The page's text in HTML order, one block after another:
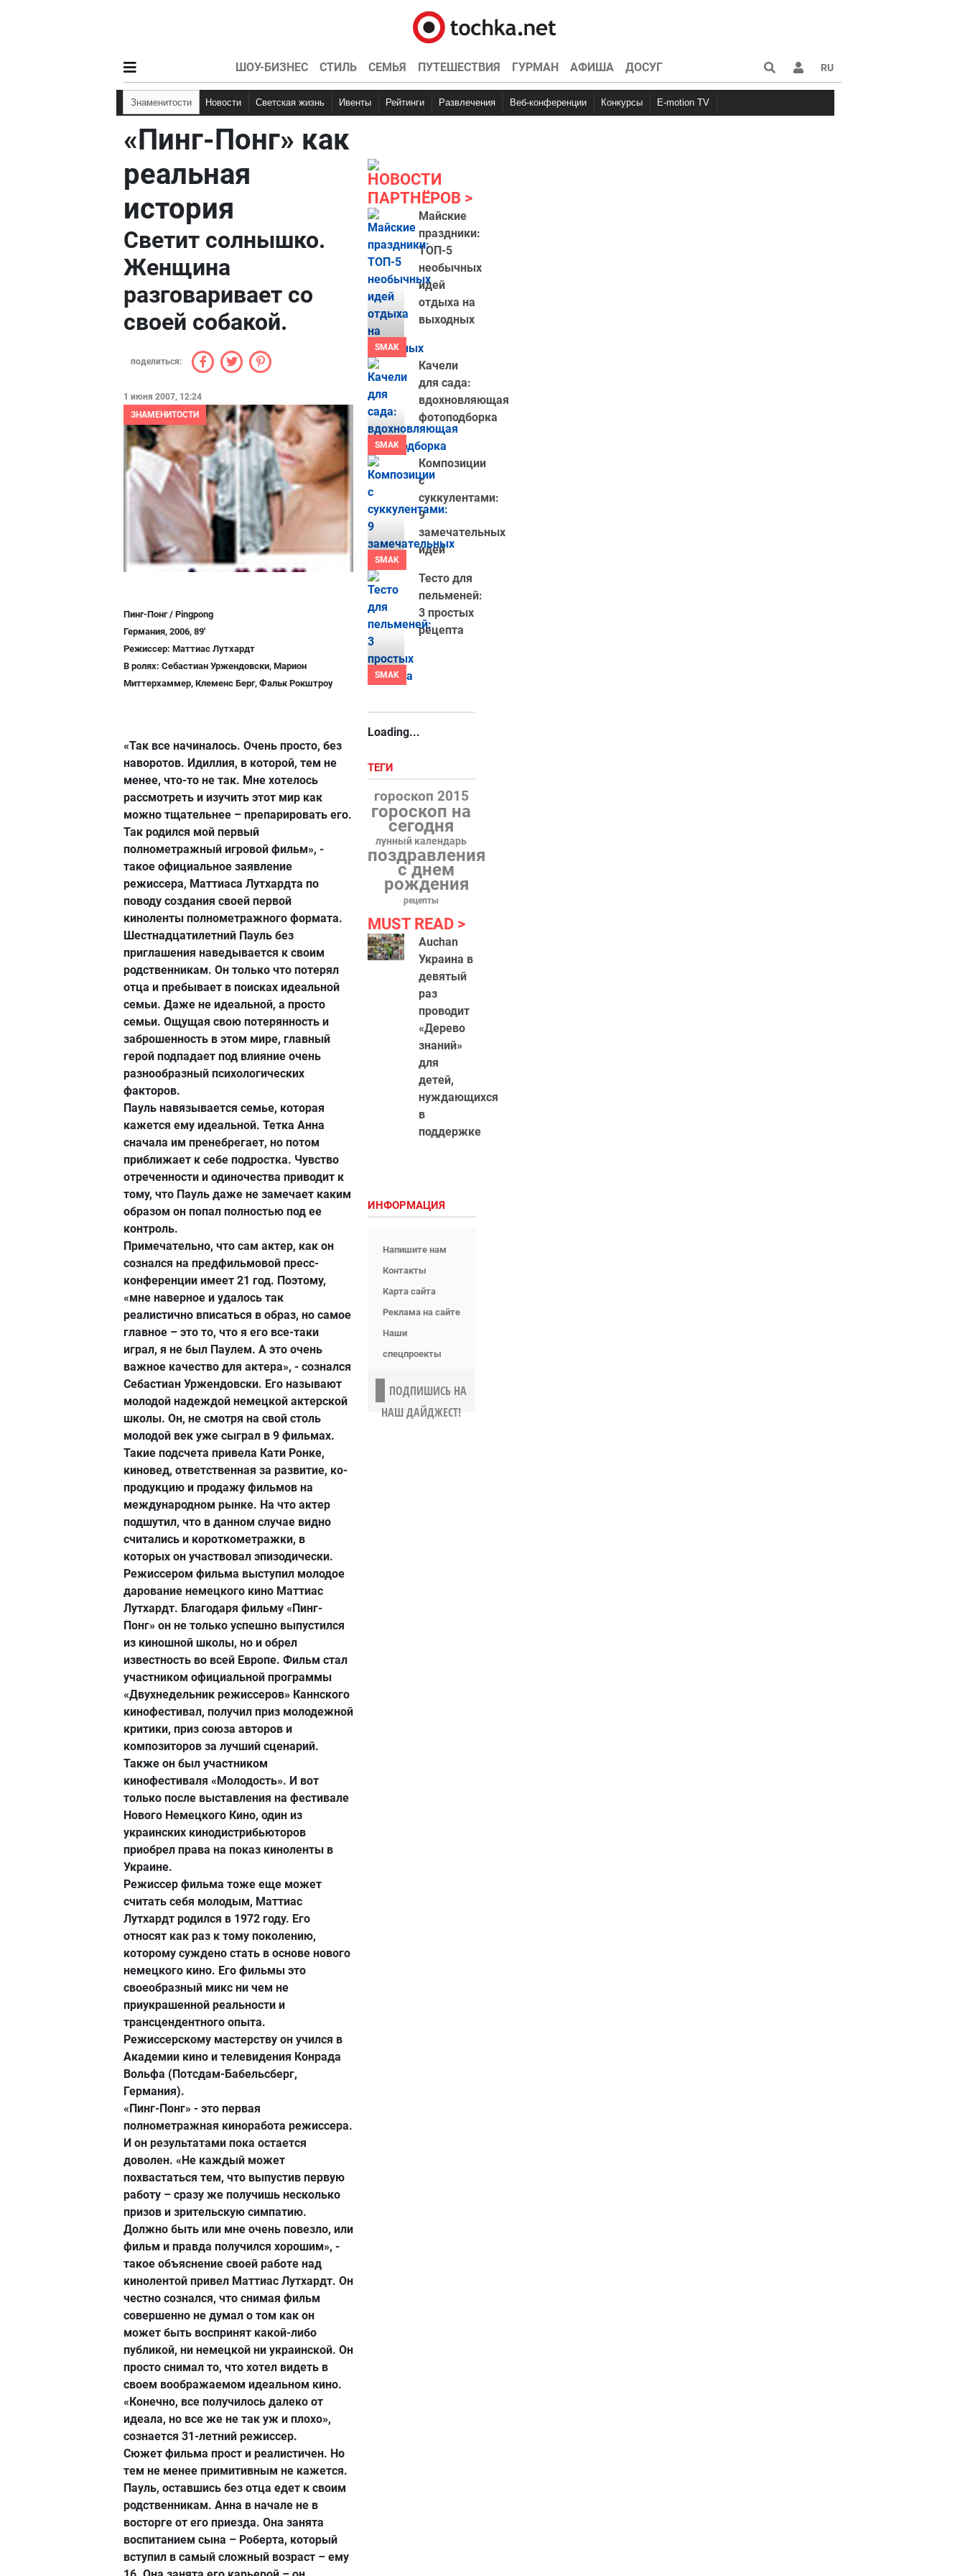
ШОУ-БИЗНЕС СТИЛЬ СЕМЬЯ ПУТЕШЕСТВИЯ ГУРМАН АФИША ДОСУГ RU
Знаменитости Новости Светская жизнь Ивенты Рейтинги Развлечения Веб-конференции Конкурсы E-motion TV
«Пинг-Понг» как
реальная
история
Светит солнышко.
Женщина
разговаривает со
своей собакой.
поделиться:
1 июня 2007, 12:24
ЗНАМЕНИТОСТИ
Пинг-Понг / Pingpong
Германия, 2006, 89'
Режиссер: Маттиас Лутхардт
В ролях: Себастиан Уржендовски, Марион
Миттерхаммер, Клеменс Берг, Фальк Рокштроу
«Так все начиналось. Очень просто, без
наворотов. Идиллия, в которой, тем не
менее, что-то не так. Мне хотелось
рассмотреть и изучить этот мир как
можно тщательнее – препарировать его.
Так родился мой первый
полнометражный игровой фильм», -
такое официальное заявление
режиссера, Маттиаса Лутхардта по
поводу создания своей первой
киноленты полнометражного формата.
Шестнадцатилетний Пауль без
приглашения наведывается к своим
родственникам. Он только что потерял
отца и пребывает в поисках идеальной
семьи. Даже не идеальной, а просто
семьи. Ощущая свою потерянность и
заброшенность в этом мире, главный
герой подпадает под влияние очень
разнообразный психологических
факторов.
Пауль навязывается семье, которая
кажется ему идеальной. Тетка Анна
сначала им пренебрегает, но потом
приближает к себе подростка. Чувство
отреченности и одиночества приводит к
тому, что Пауль даже не замечает каким
образом он попал полностью под ее
контроль.
Примечательно, что сам актер, как он
сознался на предфильмовой пресс-
конференции имеет 21 год. Поэтому,
«мне наверное и удалось так
реалистично вписаться в образ, но самое
главное – это то, что я его все-таки
играл, я не был Паулем. А это очень
важное качество для актера», - сознался
Себастиан Уржендовски. Его называют
молодой надеждой немецкой актерской
школы. Он, не смотря на свой столь
молодой век уже сыграл в 9 фильмах.
Такие подсчета привела Кати Ронке,
киновед, ответственная за развитие, ко-
продукцию и продажу фильмов на
международном рынке. На что актер
подшутил, что в данном случае видно
считались и короткометражки, в
которых он участвовал эпизодически.
Режиссером фильма выступил молодое
дарование немецкого кино Маттиас
Лутхардт. Благодаря фильму «Пинг-
Понг» он не только успешно выпустился
из киношной школы, но и обрел
известность во всей Европе. Фильм стал
участником официальной программы
«Двухнедельник режиссеров» Каннского
кинофестивал, получил приз молодежной
критики, приз союза авторов и
композиторов за лучший сценарий.
Также он был участником
кинофестиваля «Молодость». И вот
только после выставления на фестивале
Нового Немецкого Кино, один из
украинских кинодистрибьюторов
приобрел права на показ киноленты в
Украине.
Режиссер фильма тоже еще может
считать себя молодым, Маттиас
Лутхардт родился в 1972 году. Его
относят как раз к тому поколению,
которому суждено стать в основе нового
немецкого кино. Его фильмы это
своеобразный микс ни чем не
приукрашенной реальности и
трансцендентного опыта.
Режиссерскому мастерству он учился в
Академии кино и телевидения Конрада
Вольфа (Потсдам-Бабельсберг,
Германия).
«Пинг-Понг» - это первая
полнометражная киноработа режиссера.
И он результатами пока остается
доволен. «Не каждый может
похвастаться тем, что выпустив первую
работу – сразу же получишь несколько
призов и зрительскую симпатию.
Должно быть или мне очень повезло, или
фильм и правда получился хорошим», -
такое объяснение своей работе над
кинолентой привел Маттиас Лутхардт. Он
честно сознался, что снимая фильм
совершенно не думал о том как он
может быть воспринят какой-либо
публикой, ни немецкой ни украинской. Он
просто снимал то, что хотел видеть в
своем воображаемом идеальном кино.
«Конечно, все получилось далеко от
идеала, но все же не так уж и плохо»,
сознается 31-летний режиссер.
Сюжет фильма прост и реалистичен. Но
тем не менее примитивным не кажется.
Пауль, оставшись без отца едет к своим
родственникам. Анна в начале не в
восторге от его приезда. Она занята
воспитанием сына – Роберта, который
вступил в самый сложный возраст – ему
НОВОСТИ
ПАРТНЁРОВ
SMAK
Майские
праздники:
ТОП-5
необычных
идей
отдыха на
выходных
SMAK
Качели
для сада:
вдохновляющая
фотоподборка
SMAK
Композиции
с
суккулентами:
9
замечательных
идей
SMAK
Тесто для
пельменей:
3 простых
рецепта
Loading...
ТЕГИ
гороскоп 2015
гороскоп на
сегодня
лунный календарь
поздравления
с днем
рождения
рецепты
MUST READ
Auchan
Украина в
девятый
раз
проводит
«Дерево
знаний»
для
детей,
нуждающихся
в
поддержке
ИНФОРМАЦИЯ
Напишите нам
Контакты
Карта сайта
Реклама на сайте
Наши
спецпроекты
ПОДПИШИСЬ НА
НАШ ДАЙДЖЕСТ!